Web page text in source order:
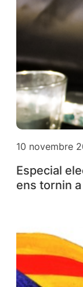
10 novembre
Especial
ens tornin